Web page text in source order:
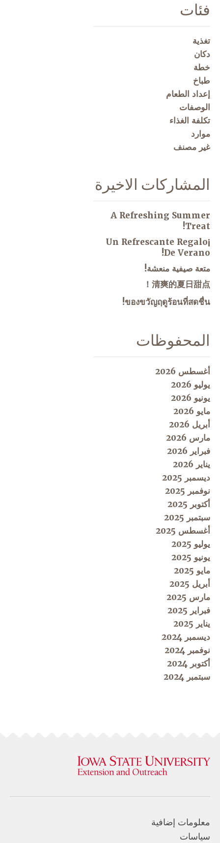
فئات
تغذية
دكان
خطة
طباخ
إعداد الطعام
الوصفات
تكلفة الغذاء
موارد
غير مصنف
المشاركات الاخيرة
A Refreshing Summer
Treat!
¡Un Refrescante Regalo
De Verano!
متعة صيفية منعشة!
清爽的夏日甜点！
ของขวัญฤดูร้อนที่สดชื่น!
المحفوظات
أغسطس 2026
يوليو 2026
يونيو 2026
مايو 2026
أبريل 2026
مارس 2026
فبراير 2026
يناير 2026
ديسمبر 2025
نوفمبر 2025
أكتوبر 2025
سبتمبر 2025
أغسطس 2025
يوليو 2025
يونيو 2025
مايو 2025
أبريل 2025
مارس 2025
فبراير 2025
يناير 2025
ديسمبر 2024
نوفمبر 2024
أكتوبر 2024
سبتمبر 2024
معلومات إضافية
سياسات